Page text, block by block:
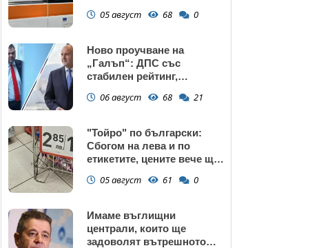
05 август 68 0
Ново проучване на
„Галъп“: ДПС със
стабилен рейтинг,
запазва
06 август 68 21
"Тойро" по български:
Сбогом на лева и по
етикетите, цените вече ще
05 август 61 0
Имаме въглищни
централи, които ще
задоволят вътрешното